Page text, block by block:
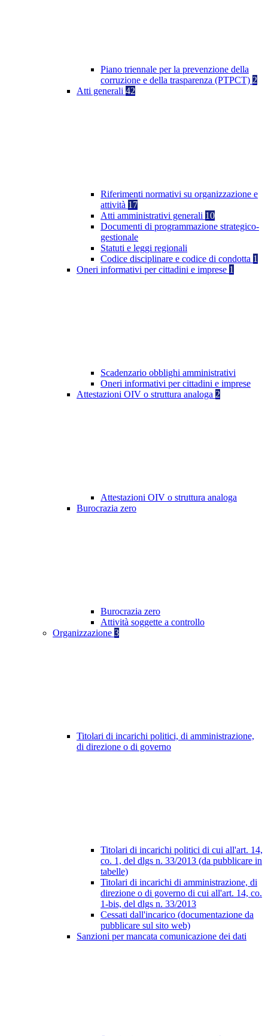
Piano triennale per la prevenzione della
corruzione e della trasparenza (PTPCT) 2
Atti generali 42
Riferimenti normativi su organizzazione e
attività 17
Atti amministrativi generali 10
Documenti di programmazione strategico-
gestionale
Statuti e leggi regionali
Codice disciplinare e codice di condotta 1
Oneri informativi per cittadini e imprese 1
Scadenzario obblighi amministrativi
Oneri informativi per cittadini e imprese
Attestazioni OIV o struttura analoga 2
Attestazioni OIV o struttura analoga
Burocrazia zero
Burocrazia zero
Attività soggette a controllo
Organizzazione 3
Titolari di incarichi politici, di amministrazione,
di direzione o di governo
Titolari di incarichi politici di cui all'art. 14,
co. 1, del dlgs n. 33/2013 (da pubblicare in
tabelle)
Titolari di incarichi di amministrazione, di
direzione o di governo di cui all'art. 14, co.
1-bis, del dlgs n. 33/2013
Cessati dall'incarico (documentazione da
pubblicare sul sito web)
Sanzioni per mancata comunicazione dei dati